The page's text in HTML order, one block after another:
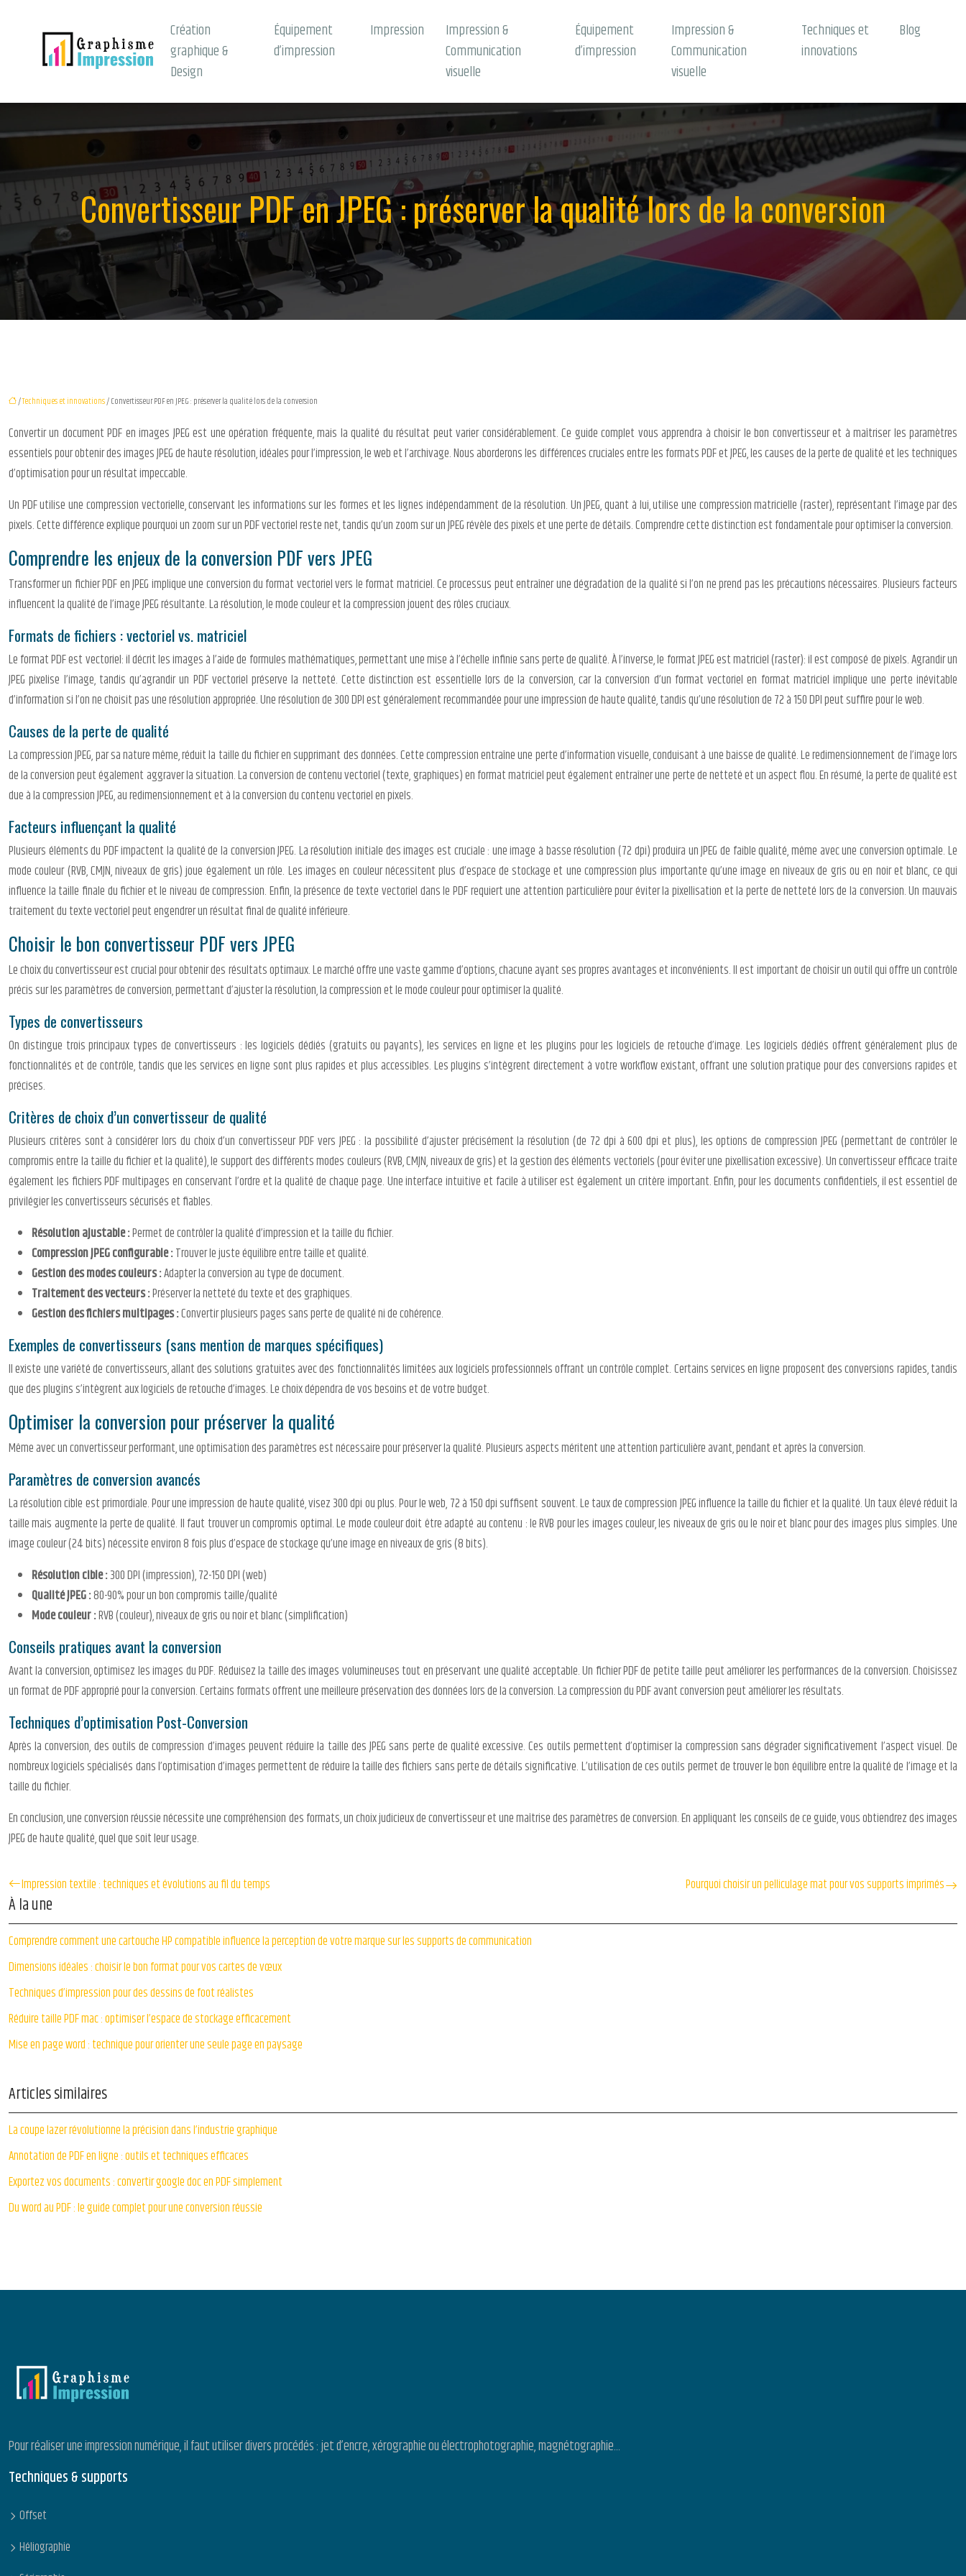
Création
graphique &
Design
Équipement
d’impression
Impression
Impression &
Communication
visuelle
Équipement
d’impression
Impression &
Communication
visuelle
Techniques et
innovations
Blog
Convertisseur PDF en JPEG : préserver la qualité lors de la conversion
/Techniques et innovations/ Convertisseur PDF en JPEG : préserver la qualité lors de la conversion
Convertir un document PDF en images JPEG est une opération fréquente, mais la qualité du résultat peut varier considérablement. Ce guide complet vous apprendra à choisir le bon convertisseur et à maîtriser les paramètres
essentiels pour obtenir des images JPEG de haute résolution, idéales pour l’impression, le web et l’archivage. Nous aborderons les différences cruciales entre les formats PDF et JPEG, les causes de la perte de qualité et les techniques
d’optimisation pour un résultat impeccable.
Un PDF utilise une compression vectorielle, conservant les informations sur les formes et les lignes indépendamment de la résolution. Un JPEG, quant à lui, utilise une compression matricielle (raster), représentant l’image par des
pixels. Cette différence explique pourquoi un zoom sur un PDF vectoriel reste net, tandis qu’un zoom sur un JPEG révèle des pixels et une perte de détails. Comprendre cette distinction est fondamentale pour optimiser la conversion.
Comprendre les enjeux de la conversion PDF vers JPEG
Transformer un fichier PDF en JPEG implique une conversion du format vectoriel vers le format matriciel. Ce processus peut entraîner une dégradation de la qualité si l’on ne prend pas les précautions nécessaires. Plusieurs facteurs
influencent la qualité de l’image JPEG résultante. La résolution, le mode couleur et la compression jouent des rôles cruciaux.
Formats de fichiers : vectoriel vs. matriciel
Le format PDF est vectoriel: il décrit les images à l’aide de formules mathématiques, permettant une mise à l’échelle infinie sans perte de qualité. À l’inverse, le format JPEG est matriciel (raster): il est composé de pixels. Agrandir un
JPEG pixelise l’image, tandis qu’agrandir un PDF vectoriel préserve la netteté. Cette distinction est essentielle lors de la conversion, car la conversion d’un format vectoriel en format matriciel implique une perte inévitable
d’information si l’on ne choisit pas une résolution appropriée. Une résolution de 300 DPI est généralement recommandée pour une impression de haute qualité, tandis qu’une résolution de 72 à 150 DPI peut suffire pour le web.
Causes de la perte de qualité
La compression JPEG, par sa nature même, réduit la taille du fichier en supprimant des données. Cette compression entraîne une perte d’information visuelle, conduisant à une baisse de qualité. Le redimensionnement de l’image lors
de la conversion peut également aggraver la situation. La conversion de contenu vectoriel (texte, graphiques) en format matriciel peut également entraîner une perte de netteté et un aspect flou. En résumé, la perte de qualité est
due à la compression JPEG, au redimensionnement et à la conversion du contenu vectoriel en pixels.
Facteurs influençant la qualité
Plusieurs éléments du PDF impactent la qualité de la conversion JPEG. La résolution initiale des images est cruciale : une image à basse résolution (72 dpi) produira un JPEG de faible qualité, même avec une conversion optimale. Le
mode couleur (RVB, CMJN, niveaux de gris) joue également un rôle. Les images en couleur nécessitent plus d’espace de stockage et une compression plus importante qu’une image en niveaux de gris ou en noir et blanc, ce qui
influence la taille finale du fichier et le niveau de compression. Enfin, la présence de texte vectoriel dans le PDF requiert une attention particulière pour éviter la pixellisation et la perte de netteté lors de la conversion. Un mauvais
traitement du texte vectoriel peut engendrer un résultat final de qualité inférieure.
Choisir le bon convertisseur PDF vers JPEG
Le choix du convertisseur est crucial pour obtenir des résultats optimaux. Le marché offre une vaste gamme d’options, chacune ayant ses propres avantages et inconvénients. Il est important de choisir un outil qui offre un contrôle
précis sur les paramètres de conversion, permettant d’ajuster la résolution, la compression et le mode couleur pour optimiser la qualité.
Types de convertisseurs
On distingue trois principaux types de convertisseurs : les logiciels dédiés (gratuits ou payants), les services en ligne et les plugins pour les logiciels de retouche d’image. Les logiciels dédiés offrent généralement plus de
fonctionnalités et de contrôle, tandis que les services en ligne sont plus rapides et plus accessibles. Les plugins s’intègrent directement à votre workflow existant, offrant une solution pratique pour des conversions rapides et
précises.
Critères de choix d’un convertisseur de qualité
Plusieurs critères sont à considérer lors du choix d’un convertisseur PDF vers JPEG : la possibilité d’ajuster précisément la résolution (de 72 dpi à 600 dpi et plus), les options de compression JPEG (permettant de contrôler le
compromis entre la taille du fichier et la qualité), le support des différents modes couleurs (RVB, CMJN, niveaux de gris) et la gestion des éléments vectoriels (pour éviter une pixellisation excessive). Un convertisseur efficace traite
également les fichiers PDF multipages en conservant l’ordre et la qualité de chaque page. Une interface intuitive et facile à utiliser est également un critère important. Enfin, pour les documents confidentiels, il est essentiel de
privilégier les convertisseurs sécurisés et fiables.
Résolution ajustable :Permet de contrôler la qualité d’impression et la taille du fichier.
Compression JPEG configurable :Trouver le juste équilibre entre taille et qualité.
Gestion des modes couleurs :Adapter la conversion au type de document.
Traitement des vecteurs :Préserver la netteté du texte et des graphiques.
Gestion des fichiers multipages :Convertir plusieurs pages sans perte de qualité ni de cohérence.
Exemples de convertisseurs (sans mention de marques spécifiques)
Il existe une variété de convertisseurs, allant des solutions gratuites avec des fonctionnalités limitées aux logiciels professionnels offrant un contrôle complet. Certains services en ligne proposent des conversions rapides, tandis
que des plugins s’intègrent aux logiciels de retouche d’images. Le choix dépendra de vos besoins et de votre budget.
Optimiser la conversion pour préserver la qualité
Même avec un convertisseur performant, une optimisation des paramètres est nécessaire pour préserver la qualité. Plusieurs aspects méritent une attention particulière avant, pendant et après la conversion.
Paramètres de conversion avancés
La résolution cible est primordiale. Pour une impression de haute qualité, visez 300 dpi ou plus. Pour le web, 72 à 150 dpi suffisent souvent. Le taux de compression JPEG influence la taille du fichier et la qualité. Un taux élevé réduit la
taille mais augmente la perte de qualité. Il faut trouver un compromis optimal. Le mode couleur doit être adapté au contenu : le RVB pour les images couleur, les niveaux de gris ou le noir et blanc pour des images plus simples. Une
image couleur (24 bits) nécessite environ 8 fois plus d’espace de stockage qu’une image en niveaux de gris (8 bits).
Résolution cible :300 DPI (impression), 72-150 DPI (web)
Qualité JPEG :80-90% pour un bon compromis taille/qualité
Mode couleur :RVB (couleur), niveaux de gris ou noir et blanc (simplification)
Conseils pratiques avant la conversion
Avant la conversion, optimisez les images du PDF. Réduisez la taille des images volumineuses tout en préservant une qualité acceptable. Un fichier PDF de petite taille peut améliorer les performances de la conversion. Choisissez
un format de PDF approprié pour la conversion. Certains formats offrent une meilleure préservation des données lors de la conversion. La compression du PDF avant conversion peut améliorer les résultats.
Techniques d’optimisation Post-Conversion
Après la conversion, des outils de compression d’images peuvent réduire la taille des JPEG sans perte de qualité excessive. Ces outils permettent d’optimiser la compression sans dégrader significativement l’aspect visuel. De
nombreux logiciels spécialisés dans l’optimisation d’images permettent de réduire la taille des fichiers sans perte de détails significative. L’utilisation de ces outils permet de trouver le bon équilibre entre la qualité de l’image et la
taille du fichier.
En conclusion, une conversion réussie nécessite une compréhension des formats, un choix judicieux de convertisseur et une maîtrise des paramètres de conversion. En appliquant les conseils de ce guide, vous obtiendrez des images
JPEG de haute qualité, quel que soit leur usage.
Impression textile : techniques et évolutions au fil du temps Pourquoi choisir un pelliculage mat pour vos supports imprimés
À la une
Comprendre comment une cartouche HP compatible influence la perception de votre marque sur les supports de communication
Dimensions idéales : choisir le bon format pour vos cartes de vœux
Techniques d’impression pour des dessins de foot réalistes
Réduire taille PDF mac : optimiser l’espace de stockage efficacement
Mise en page word : technique pour orienter une seule page en paysage
Articles similaires
La coupe lazer révolutionne la précision dans l’industrie graphique
Annotation de PDF en ligne : outils et techniques efficaces
Exportez vos documents : convertir google doc en PDF simplement
Du word au PDF : le guide complet pour une conversion réussie
Pour réaliser une impression numérique, il faut utiliser divers procédés : jet d’encre, xérographie ou électrophotographie, magnétographie…
Techniques & supports
Offset
Héliographie